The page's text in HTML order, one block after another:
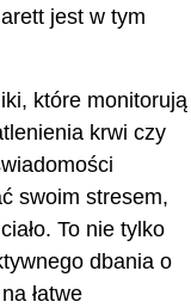
jest w tym
które monitorują
krwi czy
swoim stresem,
To nie tylko
dbania o
łatwe